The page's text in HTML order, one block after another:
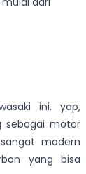
ini. yap,
sebagai motor
modern
yang bisa